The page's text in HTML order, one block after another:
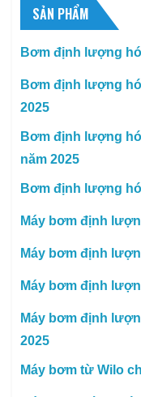
SẢN PHẨM
Bơm định lượng
Bơm định lượng
2025
Bơm định lượng
năm 2025
Bơm định lượng
Máy bơm định
Máy bơm định
Máy bơm định
Máy bơm định
2025
Máy bơm từ Wilo